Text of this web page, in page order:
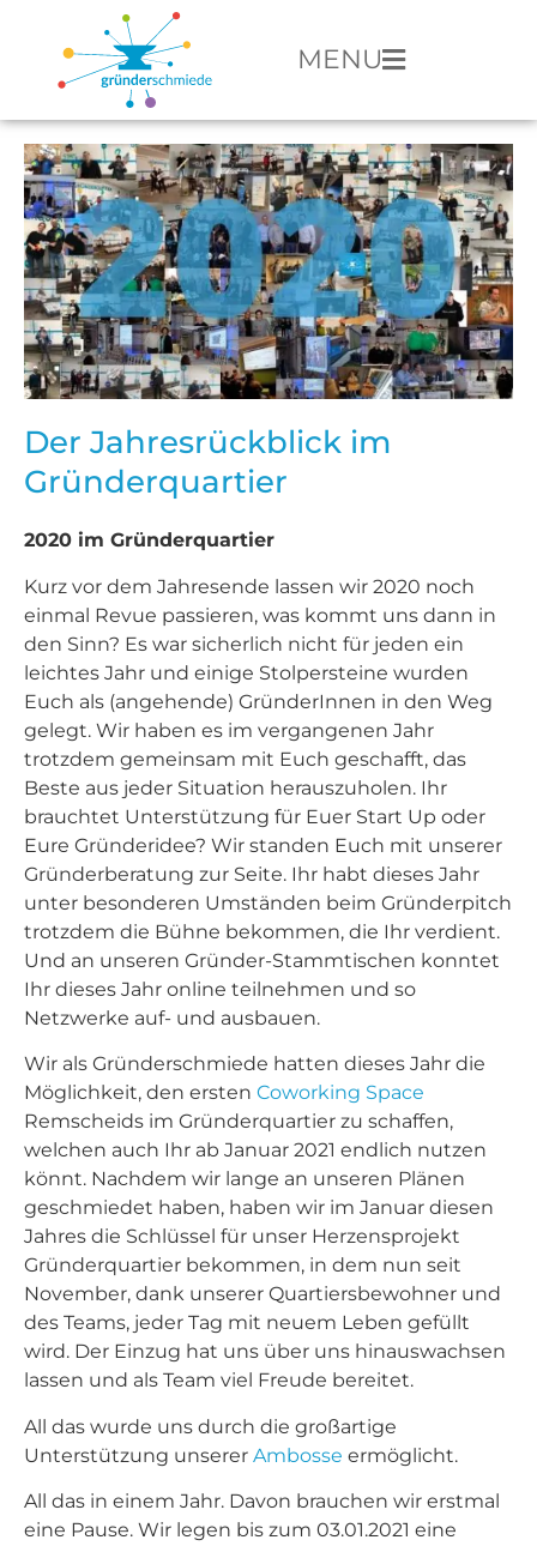
MENU
Der Jahresrückblick im
Gründerquartier
2020 im Gründerquartier
Kurz vor dem Jahresende lassen wir 2020 noch
einmal Revue passieren, was kommt uns dann in
den Sinn? Es war sicherlich nicht für jeden ein
leichtes Jahr und einige Stolpersteine wurden
Euch als (angehende) GründerInnen in den Weg
gelegt. Wir haben es im vergangenen Jahr
trotzdem gemeinsam mit Euch geschafft, das
Beste aus jeder Situation herauszuholen. Ihr
brauchtet Unterstützung für Euer Start Up oder
Eure Gründeridee? Wir standen Euch mit unserer
Gründerberatung zur Seite. Ihr habt dieses Jahr
unter besonderen Umständen beim Gründerpitch
trotzdem die Bühne bekommen, die Ihr verdient.
Und an unseren Gründer-Stammtischen konntet
Ihr dieses Jahr online teilnehmen und so
Netzwerke auf- und ausbauen.
Wir als Gründerschmiede hatten dieses Jahr die
Möglichkeit, den ersten Coworking Space
Remscheids im Gründerquartier zu schaffen,
welchen auch Ihr ab Januar 2021 endlich nutzen
könnt. Nachdem wir lange an unseren Plänen
geschmiedet haben, haben wir im Januar diesen
Jahres die Schlüssel für unser Herzensprojekt
Gründerquartier bekommen, in dem nun seit
November, dank unserer Quartiersbewohner und
des Teams, jeder Tag mit neuem Leben gefüllt
wird. Der Einzug hat uns über uns hinauswachsen
lassen und als Team viel Freude bereitet.
All das wurde uns durch die großartige
Unterstützung unserer Ambosse ermöglicht.
All das in einem Jahr. Davon brauchen wir erstmal
eine Pause. Wir legen bis zum 03.01.2021 eine